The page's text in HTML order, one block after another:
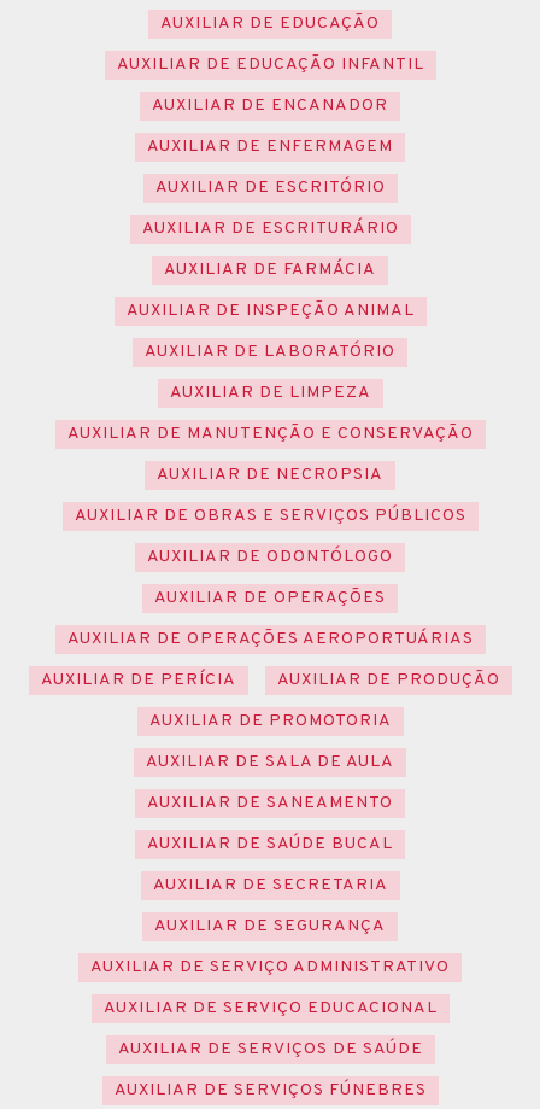
AUXILIAR DE EDUCAÇÃO
AUXILIAR DE EDUCAÇÃO INFANTIL
AUXILIAR DE ENCANADOR
AUXILIAR DE ENFERMAGEM
AUXILIAR DE ESCRITÓRIO
AUXILIAR DE ESCRITURÁRIO
AUXILIAR DE FARMÁCIA
AUXILIAR DE INSPEÇÃO ANIMAL
AUXILIAR DE LABORATÓRIO
AUXILIAR DE LIMPEZA
AUXILIAR DE MANUTENÇÃO E CONSERVAÇÃO
AUXILIAR DE NECROPSIA
AUXILIAR DE OBRAS E SERVIÇOS PÚBLICOS
AUXILIAR DE ODONTÓLOGO
AUXILIAR DE OPERAÇÕES
AUXILIAR DE OPERAÇÕES AEROPORTUÁRIAS
AUXILIAR DE PERÍCIA
AUXILIAR DE PRODUÇÃO
AUXILIAR DE PROMOTORIA
AUXILIAR DE SALA DE AULA
AUXILIAR DE SANEAMENTO
AUXILIAR DE SAÚDE BUCAL
AUXILIAR DE SECRETARIA
AUXILIAR DE SEGURANÇA
AUXILIAR DE SERVIÇO ADMINISTRATIVO
AUXILIAR DE SERVIÇO EDUCACIONAL
AUXILIAR DE SERVIÇOS DE SAÚDE
AUXILIAR DE SERVIÇOS FÚNEBRES